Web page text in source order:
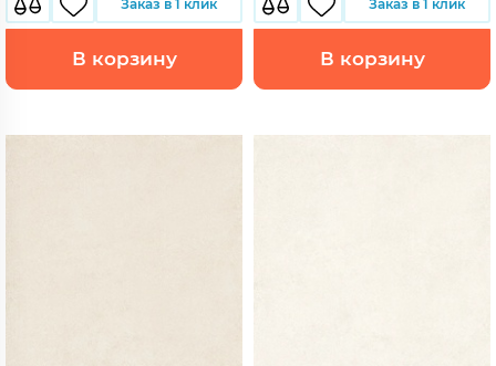
Заказ в 1 клик
В корзину
Заказ в 1 клик
В корзину